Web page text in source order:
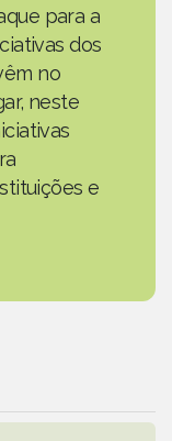
para a
dos
no
neste
e